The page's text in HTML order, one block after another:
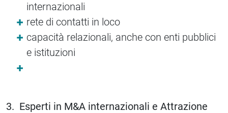
internazionali
rete di contatti in loco
capacità relazionali, anche con enti pubblici
e istituzioni
3. Esperti in M&A internazionali e Attrazione